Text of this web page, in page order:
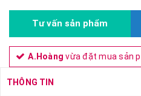
Tư vấn sản phẩm
A.Hoàng vừa đặt mua sản
THÔNG TIN